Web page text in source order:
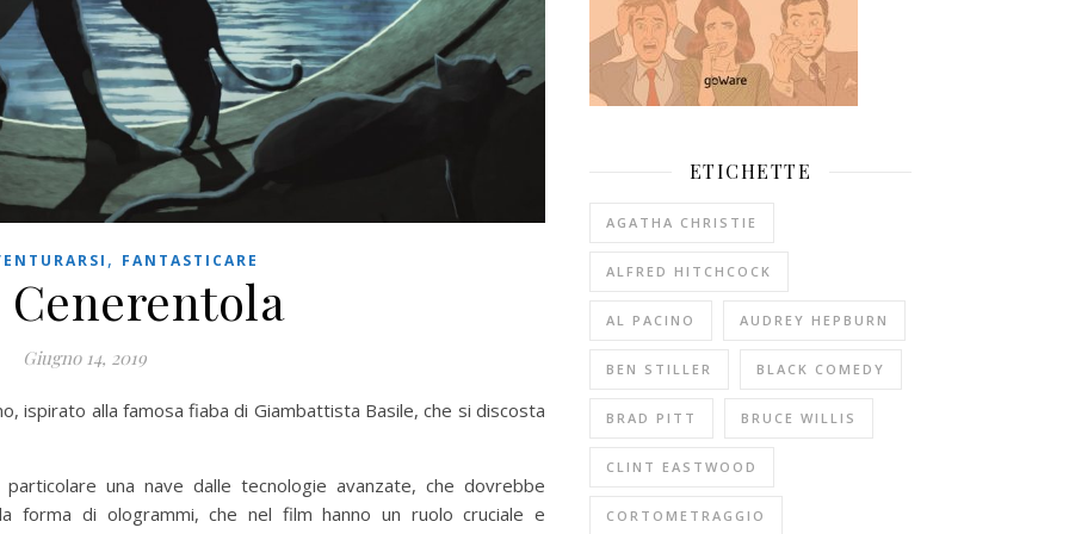
, FANTASTICARE
Cenerentola
Giugno 14, 2019
ispirato alla famosa fiaba di Giambattista Basile, che si discosta
una nave dalle tecnologie avanzate, che dovrebbe
forma di ologrammi, che nel film hanno un ruolo cruciale e
ETICHETTE
AGATHA CHRISTIE
ALFRED HITCHCOCK
AL PACINO AUDREY HEPBURN
BEN STILLER BLACK COMEDY
BRAD PITT BRUCE WILLIS
CLINT EASTWOOD
CORTOMETRAGGIO